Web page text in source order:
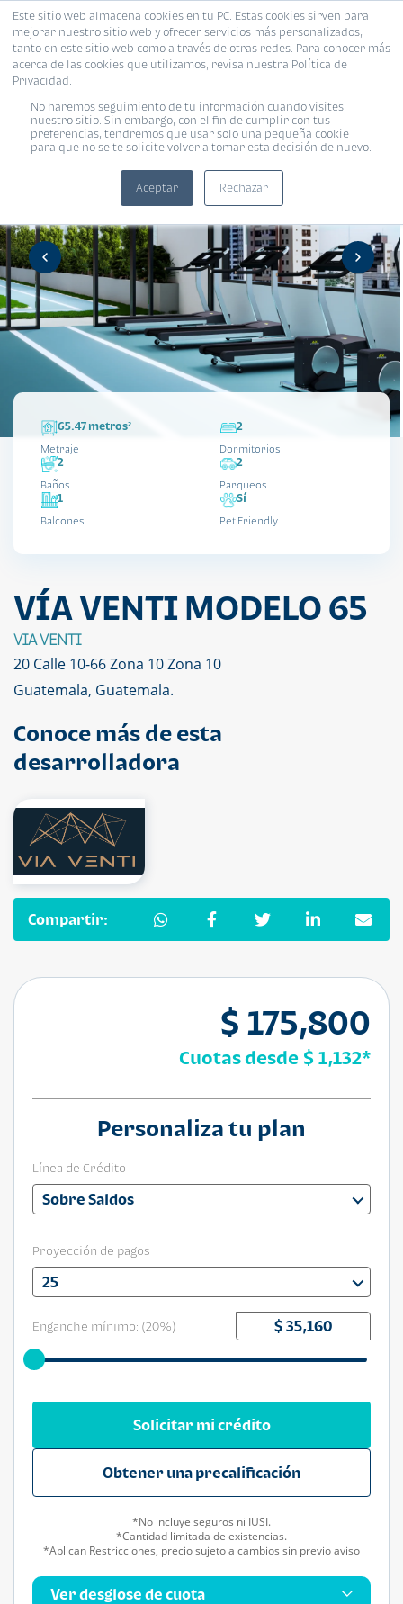
Este sitio web almacena cookies en tu PC. Estas cookies sirven para
mejorar nuestro sitio web y ofrecer servicios más personalizados,
tanto en este sitio web como a través de otras redes. Para conocer más
acerca de las cookies que utilizamos, revisa nuestra Política de
Privacidad.
No haremos seguimiento de tu información cuando visites
nuestro sitio. Sin embargo, con el fin de cumplir con tus
preferencias, tendremos que usar solo una pequeña cookie
para que no se te solicite volver a tomar esta decisión de nuevo.
Aceptar Rechazar
65.47 metros²
Metraje
2
Dormitorios
2
Baños
2
Parqueos
1
Balcones
Sí
Pet Friendly
VÍA VENTI MODELO 65
VIA VENTI
20 Calle 10-66 Zona 10 Zona 10
Guatemala, Guatemala.
Conoce más de esta
desarrolladora
Compartir:
$ 175,800
Cuotas desde $ 1,132*
Personaliza tu plan
Línea de Crédito
Sobre Saldos
Proyección de pagos
25
Enganche mínimo: (20%)
Ver desglose de cuota
Solicitar mi crédito
Obtener una precalificación
*No incluye seguros ni IUSI.
*Cantidad limitada de existencias.
*Aplican Restricciones, precio sujeto a cambios sin previo aviso